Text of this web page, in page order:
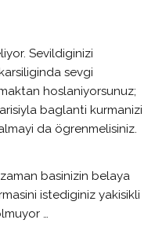
Sevildiginizi
sevgi
hoslaniyorsunuz;
baglanti kurmanizi
da ögrenmelisiniz.
basinizin belaya
istediginiz yakisikli
…